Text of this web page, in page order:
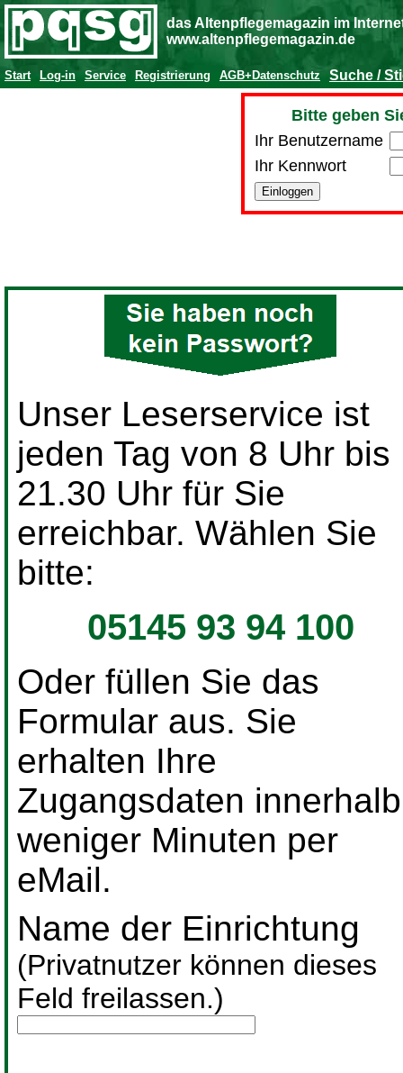
das Altenpflegemagazin im
www.altenpflegemagazin.de
Start Log-in Service Registrierung AGB+Datenschutz Suche /
Bitte geben
Ihr Benutzername
Ihr Kennwort
Unser Leserservice ist
jeden Tag von 8 Uhr bis
21.30 Uhr für Sie
erreichbar. Wählen Sie
bitte:
05145 93 94 100
Oder füllen Sie das
Formular aus. Sie
erhalten Ihre
Zugangsdaten innerhalb
weniger Minuten per
eMail.
Name der Einrichtung
(Privatnutzer können dieses
Feld freilassen.)